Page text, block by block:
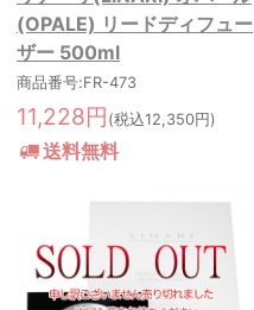
(OPALE) リードディフュー
ザー 500ml
商品番号:FR-473
11,228円 (税込12,350円)
送料無料